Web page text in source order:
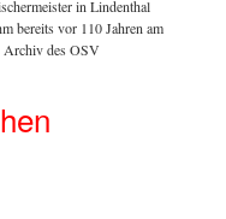
in Lindenthal
bereits vor 110 Jahren am
des OSV